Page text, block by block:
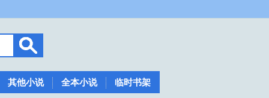
其他小说 全本小说 临时书架